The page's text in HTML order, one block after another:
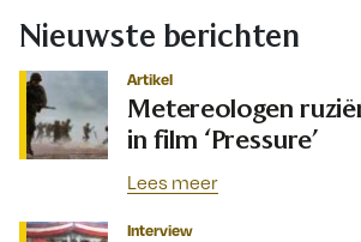
Nieuwste berichten
Artikel
Metereologen
in film ‘Pressure’
Lees meer
Interview